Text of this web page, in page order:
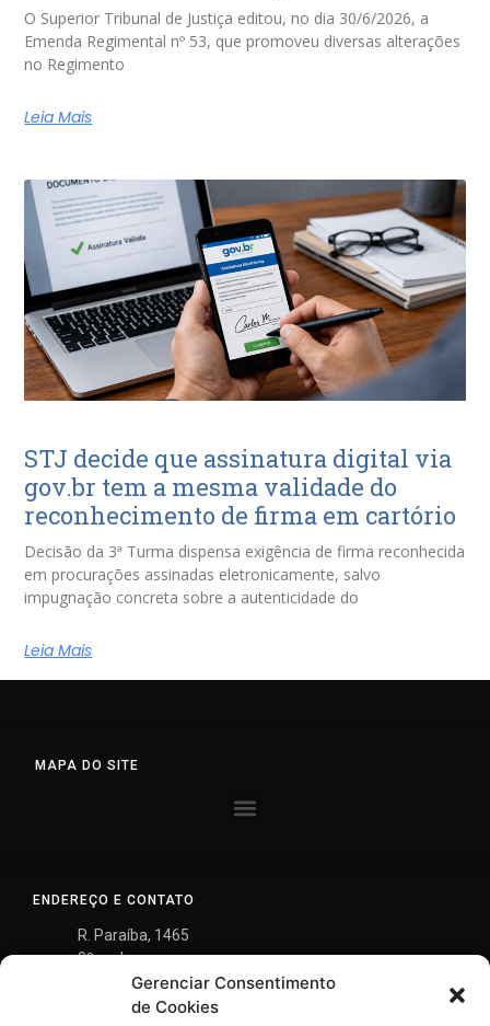
Gerenciar Consentimento
de Cookies
O Superior Tribunal de Justiça editou, no dia 30/6/2026, a
Emenda Regimental nº 53, que promoveu diversas alterações
no Regimento
Leia Mais
STJ decide que assinatura digital via
gov.br tem a mesma validade do
reconhecimento de firma em cartório
Decisão da 3ª Turma dispensa exigência de firma reconhecida
em procurações assinadas eletronicamente, salvo
impugnação concreta sobre a autenticidade do
Leia Mais
ENDEREÇO E CONTATO
R. Paraíba, 1465
9º andar
Savassi, Belo Horizonte
MG - 30.130-148
MAPA DO SITE